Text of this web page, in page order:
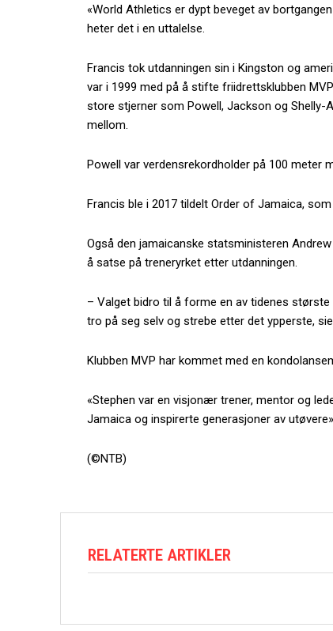
«World Athletics er dypt beveget av
heter det i en uttalelse.
Francis tok utdanningen sin i Kingston og
var i 1999 med på å stifte friidrettsklubben
store stjerner som Powell, Jackson og Shelly-
mellom.
Powell var verdensrekordholder på 100 meter
Francis ble i 2017 tildelt Order of Jamaica,
Også den jamaicanske statsministeren
å satse på treneryrket etter utdanningen.
– Valget bidro til å forme en av tidenes
tro på seg selv og strebe etter det ypperste,
Klubben MVP har kommet med en
«Stephen var en visjonær trener, mentor og
Jamaica og inspirerte generasjoner av
(©NTB)
RELATERTE ARTIKLER